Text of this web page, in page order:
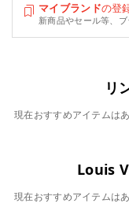
マイブランドの登
新商品やセール等、
リ
現在おすすめアイテムはあ
Louis
現在おすすめアイテムはあ